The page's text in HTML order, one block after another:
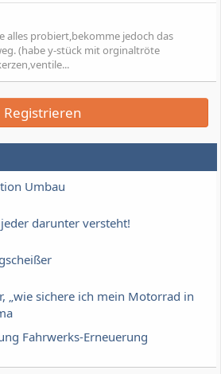
alles probiert,bekomme jedoch das
(habe y-stück mit orginaltröte
Registrieren
Umbau
darunter versteht!
„wie sichere ich mein Motorrad in
Fahrwerks-Erneuerung